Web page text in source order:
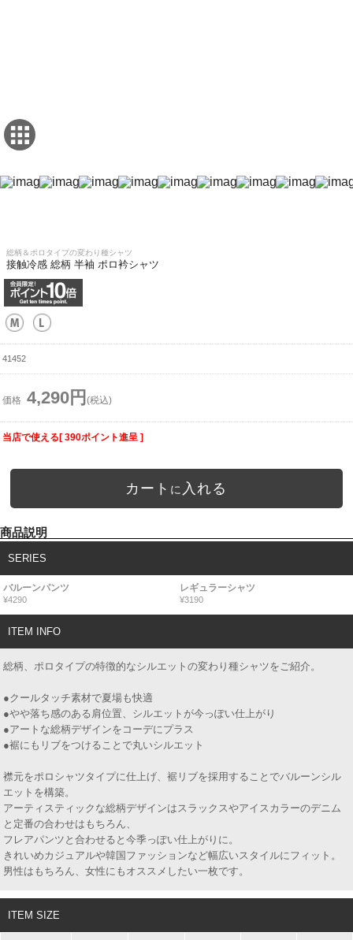
総柄＆ポロタイプの変わり種シャツ
接触冷感 総柄 半袖 ポロ衿シャツ
41452
価格 4,290円 (税込)
当店で使える[ 390ポイント進呈 ]
カート に 入れる
商品説明
SERIES
バルーンパンツ
¥4290
レギュラーシャツ
¥3190
ITEM INFO
総柄、ポロタイプの特徴的なシルエットの変わり種シャツをご紹介。
●クールタッチ素材で夏場も快適
●やや落ち感のある肩位置、シルエットが今っぽい仕上がり
●アートな総柄デザインをコーデにプラス
●裾にもリブをつけることで丸いシルエット
襟元をポロシャツタイプに仕上げ、裾リブを採用することでバルーンシル
エットを構築。
アーティスティックな総柄デザインはスラックスやアイスカラーのデニム
と定番の合わせはもちろん、
フレアパンツと合わせると今季っぽい仕上がりに。
きれいめカジュアルや韓国ファッションなど幅広いスタイルにフィット。
男性はもちろん、女性にもオススメしたい一枚です。
ITEM SIZE